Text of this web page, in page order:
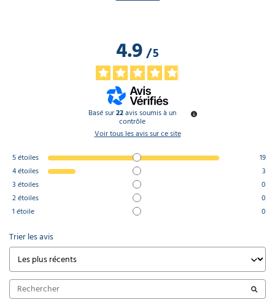
4.9/5
Basé sur22avis soumis à un
contrôle
Voir tous les avis sur ce site
5étoiles
19
4étoiles
3
3 étoiles
0
2étoiles
0
1 étoile 0
Trier les avis